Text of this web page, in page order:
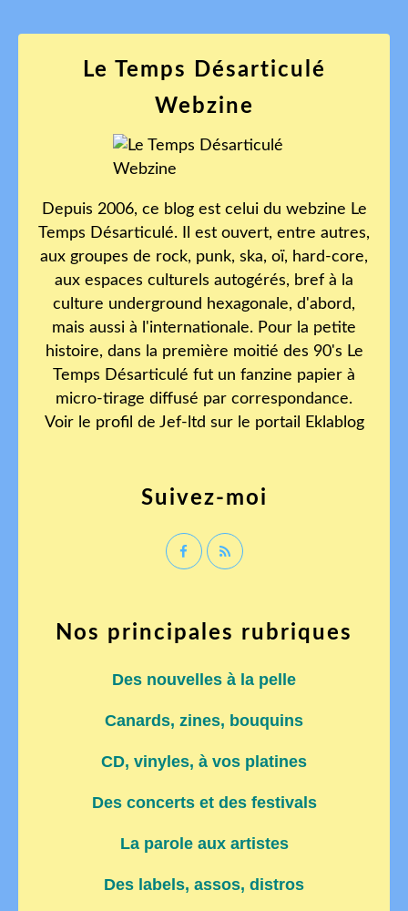
Le Temps Désarticulé
Webzine
Depuis 2006, ce blog est celui du webzine Le
Temps Désarticulé. Il est ouvert, entre autres,
aux groupes de rock, punk, ska, oï, hard-core,
aux espaces culturels autogérés, bref à la
culture underground hexagonale, d'abord,
mais aussi à l'internationale. Pour la petite
histoire, dans la première moitié des 90's Le
Temps Désarticulé fut un fanzine papier à
micro-tirage diffusé par correspondance.
Voir le profil de Jef-ltd sur le portail Eklablog
Suivez-moi
Nos principales rubriques
Des nouvelles à la pelle
Canards, zines, bouquins
CD, vinyles, à vos platines
Des concerts et des festivals
La parole aux artistes
Des labels, assos, distros